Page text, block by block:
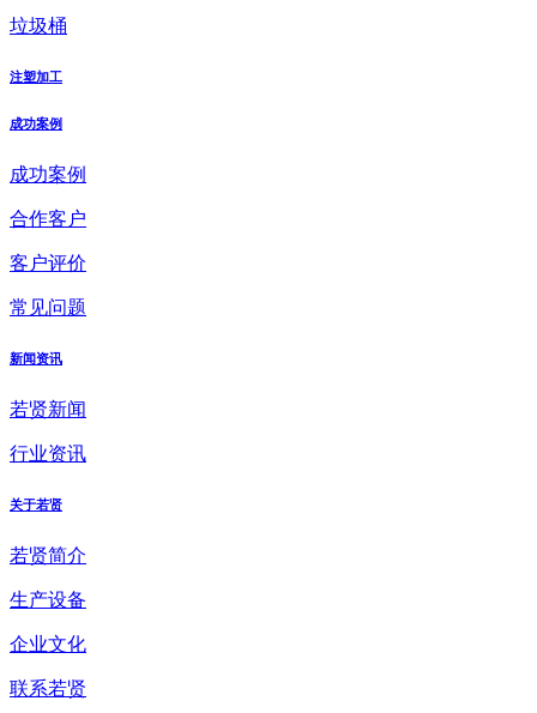
垃圾桶
注塑加工
成功案例
成功案例
合作客户
客户评价
常见问题
新闻资讯
若贤新闻
行业资讯
关于若贤
若贤简介
生产设备
企业文化
联系若贤